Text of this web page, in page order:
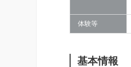
体験等
基本情報